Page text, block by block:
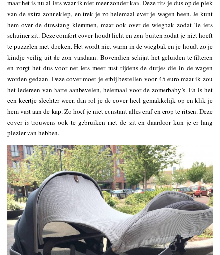
maar het is nu al iets waar ik niet meer zonder kan. Deze rits je dus op de plek
van de extra zonneklep, en trek je zo helemaal over je wagen heen. Je kunt
hem over de duwstang klemmen, maar ook over de wiegbak zodat ‘ie iets
schuiner zit. Deze comfort cover houdt licht en zon buiten zodat je niet hoeft
te puzzelen met doeken. Het wordt niet warm in de wiegbak en je houdt zo je
kindje veilig uit de zon vandaan. Bovendien schijnt het geluiden te filteren
en zorgt het dus voor net iets meer rust tijdens de dutjes die in de wagen
worden gedaan. Deze cover moet je erbij bestellen voor 45 euro maar ik zou
het iedereen van harte aanbevelen, helemaal voor de zomerbaby’s. En is het
een keertje slechter weer, dan rol je de cover heel gemakkelijk op en klik je
hem vast aan de kap. Zo hoef je niet constant alles eraf en erop te ritsen. Deze
cover is trouwens ook te gebruiken met de zit en daardoor kun je er lang
plezier van hebben.